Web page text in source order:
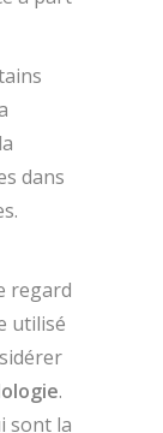
dans
regard
utilisé
.
sont la